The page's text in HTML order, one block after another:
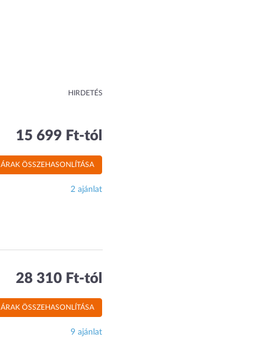
HIRDETÉS
15 699 Ft-tól
ÁRAK ÖSSZEHASONLÍTÁSA
2 ajánlat
28 310 Ft-tól
ÁRAK ÖSSZEHASONLÍTÁSA
9 ajánlat